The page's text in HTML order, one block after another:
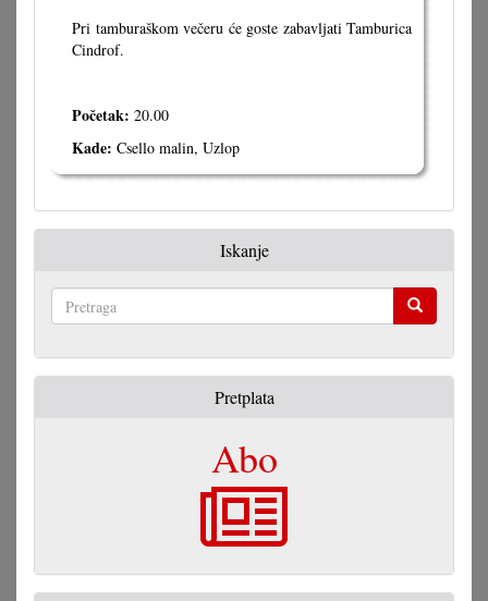
Pri tamburaškom večeru će goste zabavljati Tamburica
Cindrof.
Početak: 20.00
Kade: Csello malin, Uzlop
Iskanje
Pretplata
Abo